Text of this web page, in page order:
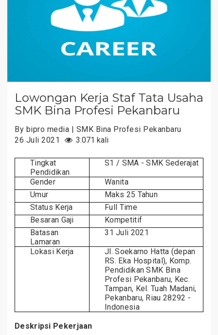
Lowongan Kerja Staf Tata Usaha
SMK Bina Profesi Pekanbaru
By bipro media | SMK Bina Profesi Pekanbaru
26 Juli 2021
3.071 kali
Tingkat
Pendidikan
S1 / SMA - SMK Sederajat
Gender
Wanita
Umur
Maks 25 Tahun
Status Kerja
Full Time
Besaran Gaji
Kompetitif
Batasan
Lamaran
3 1 Juli 2021
Lokasi Kerja
Jl. Soekarno Hatta (depan
RS. Eka Hospital), Komp.
Pendidikan SMK Bina
Profesi Pekanbaru, Kec.
Tampan, Kel. Tuah Madani,
Pekanbaru, Riau 28292 -
Indonesia
Deskripsi Pekerjaan